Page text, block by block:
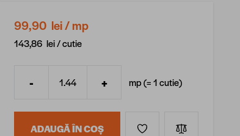
99,90 lei/ mp
143,86 lei /cutie
Cantitate
- + mp (=1cutie)
ADAUGĂ ÎN COȘ